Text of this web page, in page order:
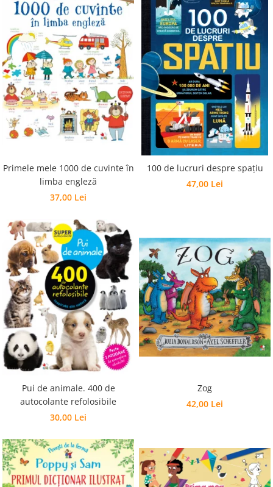
Primele mele 1000 de cuvinte în
limba engleză
37,00 Lei
100 de lucruri despre spațiu
47,00 Lei
Pui de animale. 400 de
autocolante refolosibile
30,00 Lei
Zog
42,00 Lei